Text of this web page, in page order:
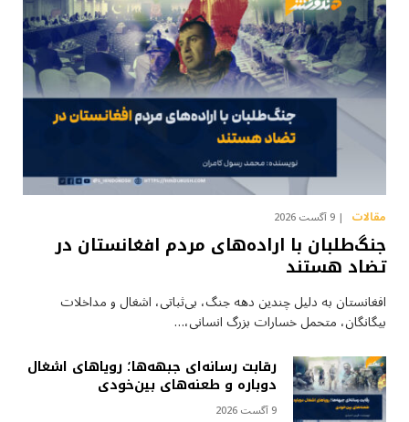
مقالات 9 آگست 2026
جنگ‌طلبان با اراده‌های مردم افغانستان در
تضاد هستند
افغانستان به دلیل چندین دهه جنگ، بی‌ثباتی، اشغال و مداخلات
بیگانگان، متحمل خسارات بزرگ انسانی،…
رقابت رسانه‌ای جبهه‌ها؛ رویاهای اشغال
دوباره و طعنه‌های بین‌خودی
9 آگست 2026